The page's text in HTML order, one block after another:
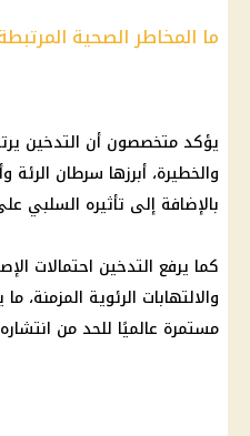
ما المخاطر الصحية
يؤكد متخصصون أن التدخين
والخطيرة، أبرزها سرطان
بالإضافة إلى تأثيره السلبي
كما يرفع التدخين احتمالات
والالتهابات الرئوية المزمنة،
مستمرة عالميًا للحد من